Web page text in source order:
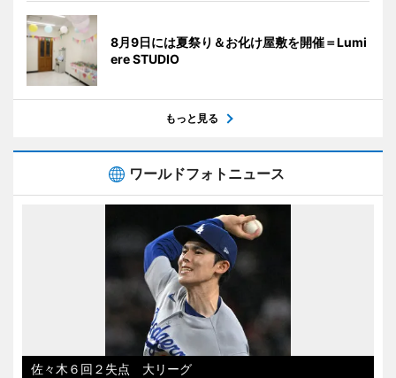
8月9日には夏祭り＆お化け屋敷を開催＝Lumi
ere STUDIO
もっと見る
ワールドフォトニュース
佐々木６回２失点 大リーグ